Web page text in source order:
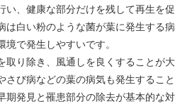
い、健康な部分だけを残して再生を促
は白い粉のような菌が葉に発生する病
で発生しやすいです。
取り除き、風通しを良くすることが大
さび病などの葉の病気も発生すること
期発見と罹患部分の除去が基本的な対